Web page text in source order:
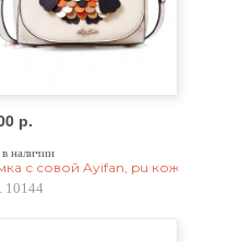
натур. кожа, красная
р.
наличии
с совой Ayifan, pu кожа,
10144